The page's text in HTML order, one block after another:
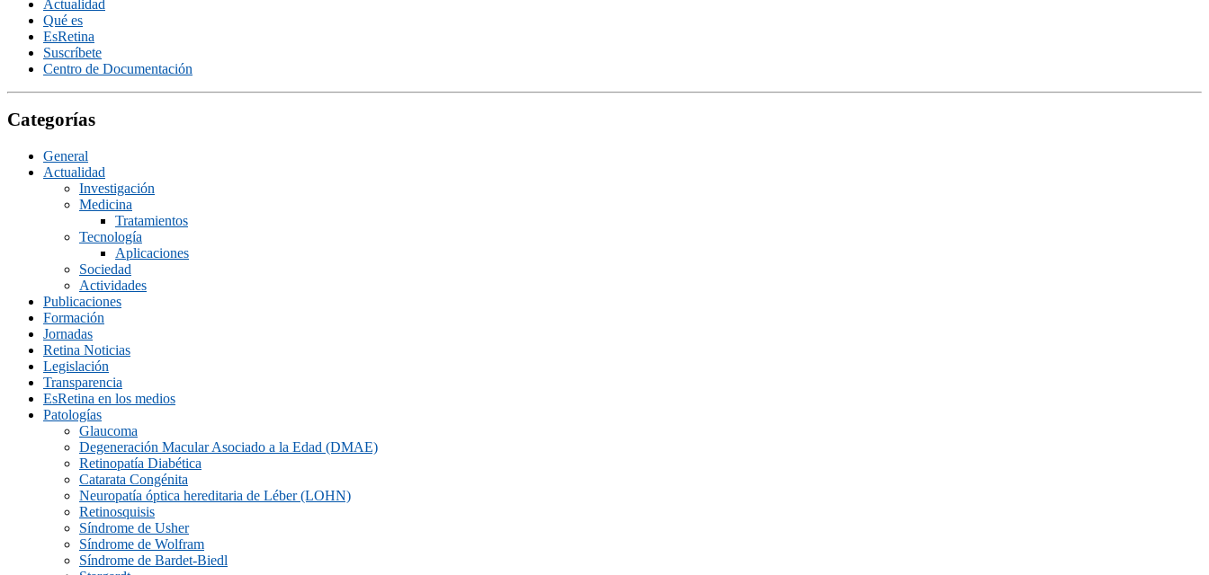
Actualidad
Qué es
EsRetina
Suscrí­bete
Centro de Documentación
Categorías
General
Actualidad
Investigación
Medicina
Tratamientos
Tecnologí­a
Aplicaciones
Sociedad
Actividades
Publicaciones
Formación
Jornadas
Retina Noticias
Legislación
Transparencia
EsRetina en los medios
Patologías
Glaucoma
Degeneración Macular Asociado a la Edad (DMAE)
Retinopatía Diabética
Catarata Congénita
Neuropatí­a óptica hereditaria de Léber (LOHN)
Retinosquisis
Síndrome de Usher
Síndrome de Wolfram
Síndrome de Bardet-Biedl